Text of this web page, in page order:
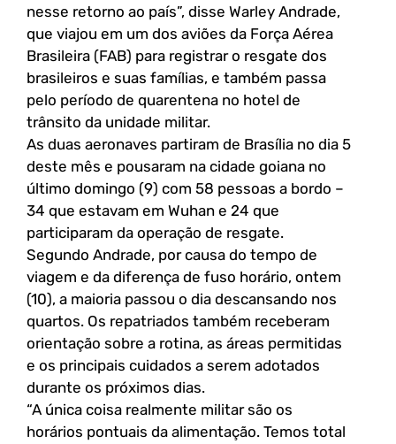
nesse retorno ao país”, disse Warley Andrade,
que viajou em um dos aviões da Força Aérea
Brasileira (FAB) para registrar o resgate dos
brasileiros e suas famílias, e também passa
pelo período de quarentena no hotel de
trânsito da unidade militar.
As duas aeronaves partiram de Brasília no dia 5
deste mês e pousaram na cidade goiana no
último domingo (9) com 58 pessoas a bordo –
34 que estavam em Wuhan e 24 que
participaram da operação de resgate.
Segundo Andrade, por causa do tempo de
viagem e da diferença de fuso horário, ontem
(10), a maioria passou o dia descansando nos
quartos. Os repatriados também receberam
orientação sobre a rotina, as áreas permitidas
e os principais cuidados a serem adotados
durante os próximos dias.
“A única coisa realmente militar são os
horários pontuais da alimentação. Temos total